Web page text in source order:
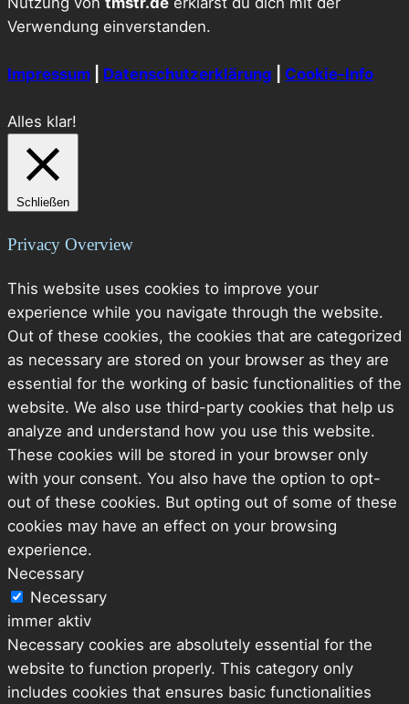
Verwendung einverstanden.
Impressum Datenschutzerklärung Cookie-Info
Alles klar!
Schließen
Privacy Overview
This website uses cookies to improve your
experience while you navigate through the website.
Out of these cookies, the cookies that are categorized
as necessary are stored on your browser as they are
essential for the working of basic functionalities of the
website. We also use third-party cookies that help us
analyze and understand how you use this website.
These cookies will be stored in your browser only
with your consent. You also have the option to opt-
out of these cookies. But opting out of some of these
cookies may have an effect on your browsing
experience.
Necessary
Necessary
immer aktiv
Necessary cookies are absolutely essential for the
website to function properly. This category only
includes cookies that ensures basic functionalities